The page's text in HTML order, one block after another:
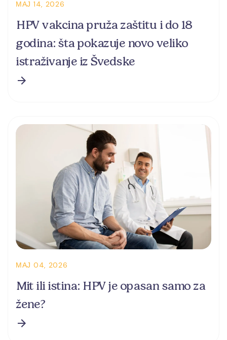
МАЈ 14, 2026
HPV vakcina pruža zaštitu i do 18
godina: šta pokazuje novo veliko
istraživanje iz Švedske
МАЈ 04, 2026
Mit ili istina: HPV je opasan samo za
žene?